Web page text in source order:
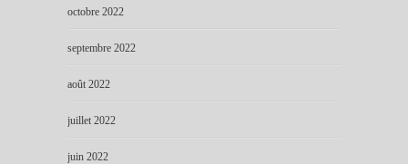
octobre 2022
septembre 2022
août 2022
juillet 2022
juin 2022